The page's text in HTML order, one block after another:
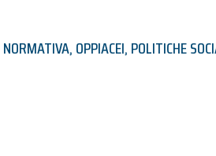
NORMATIVA,OPPIACEI,POLITICHE